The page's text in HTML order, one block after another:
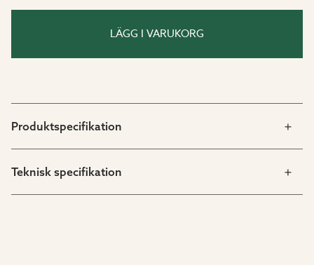
Chamomile rektangulärt matbord har en design som
passar lika bra till klassiska utemöbler som till mer
rekommenderar vi att kombinera bordet med
Fördelar med Chamomile rektangulärt matbord
för uterum och trädgård:
Smalare modell (180x80 cm) – perfekt för mindre
uteplatser och altaner.
LÄGG I VARUKORG
Produktspecifikation
Teknisk specifikation